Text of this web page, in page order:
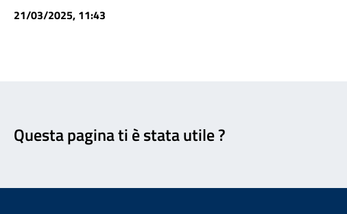
21/03/2025, 11:43
Questa pagina ti è stata utile ?